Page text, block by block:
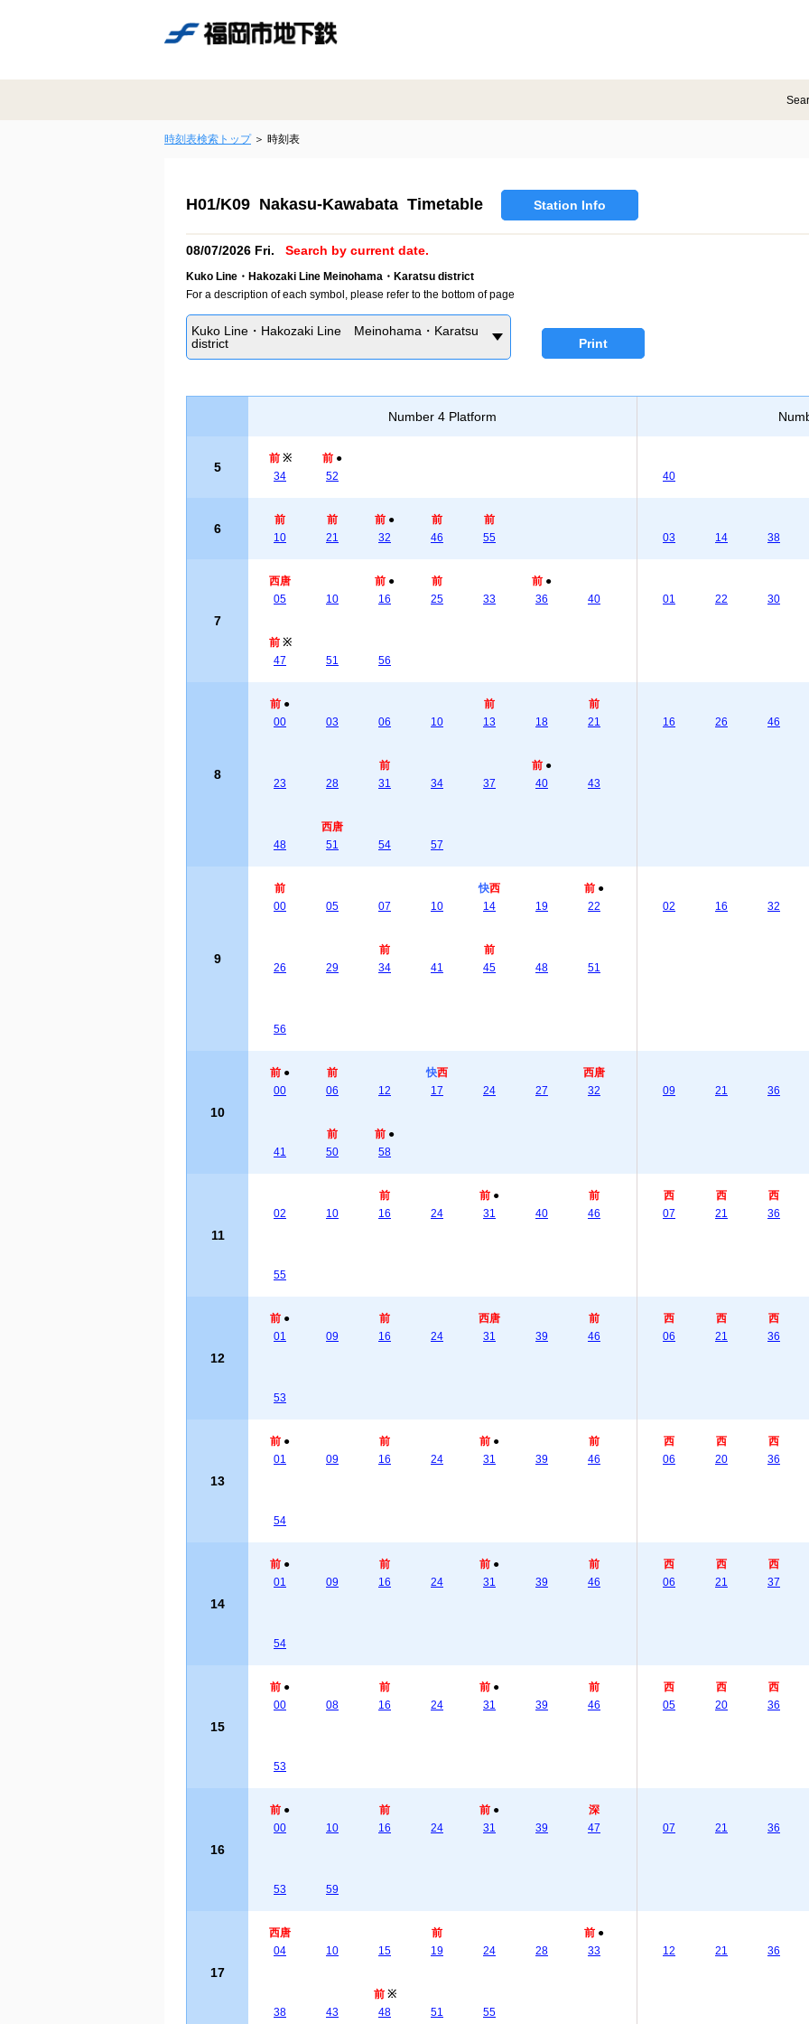
時刻表検索トップ 時刻表
H01/K09 Nakasu-Kawabata Timetable Station Info
08/07/2026 Fri. Search by current date.
Kuko Line・Hakozaki Line Meinohama・Karatsu district
For a description of each symbol, please refer to the bottom of page
Kuko Line・Hakozaki Line Meinohama・Karatsu
district
Print
Number 4 Platform
5
前 ※
34
前 ●
52
40
6
前
10
前
21
前 ●
32
前
46
前
55
03 14 38
7
西唐
05
10
前 ●
16
前
25
33
前 ●
36
40
前 ※
47
51 56
01 22 30
8
前 ●
00
03 06 10
前
13
18
前
21
23 28
前
31
34 37
前 ●
40
43
48
西唐
51
54 57
16 26 46
9
前
00
05 07 10
快西
14
19
前 ●
22
26 29
前
34
41
前
45
48 51
56
02 16 32
10
前 ●
00
前
06
12
快西
17
24 27
西唐
32
41
前
50
前 ●
58
09 21 36
11
02 10
前
16
24
前 ●
31
40
前
46
55
西
07
西
21
西
36
12
前 ●
01
09
前
16
24
西唐
31
39
前
46
53
西
06
西
21
西
36
13
前 ●
01
09
前
16
24
前 ●
31
39
前
46
54
西
06
西
20
西
36
14
前 ●
01
09
前
16
24
前 ●
31
39
前
46
54
西
06
西
21
西
37
15
前 ●
00
08
前
16
24
前 ●
31
39
前
46
53
西
05
西
20
西
36
16
前 ●
00
10
前
16
24
前 ●
31
39
深
47
53 59
07 21 36
17
西唐
04
10 15
前
19
24 28
前 ●
33
38 43
前 ※
48
51 55
12 21 36